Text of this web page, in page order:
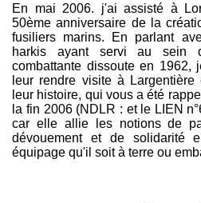
En mai 2006. j'ai assisté à
50ème anniversaire de la
fusiliers marins. En parlant
harkis ayant servi au sein
combattante dissoute en
leur rendre visite à
leur histoire, qui vous a été
la fin 2006 (NDLR : et le LIEN
car elle allie les notions de
dévouement et de solidarité
équipage qu'il soit à terre ou